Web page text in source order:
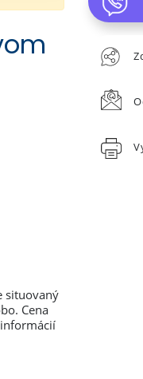
situovaný
Cena